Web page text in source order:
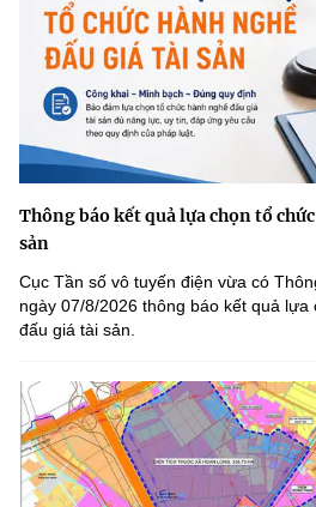
Thông báo kết quả lựa chọn tổ
sản
Cục Tần số vô tuyến điện vừa có
ngày 07/8/2026 thông báo kết quả
đấu giá tài sản.